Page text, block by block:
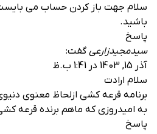
سلام جهت باز کردن حساب می بایست
باشید.
پاسخ
سیدمجیدزارعی گفت:
آذر 15, 1403 در 1:41 ب.ظ
سلام ارادت
برنامه قرعه کشی ازلحاظ معنوی
به امیدروزی که ماهم برنده قرعه
پاسخ